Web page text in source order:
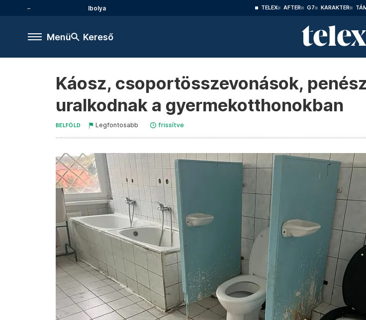
Ibolya TELEX AFTER G7 KARAKTER
Menü Kereső
Káosz, csoportösszevonások,
uralkodnak a gyermekotthonokban
BELFÖLD Legfontosabb frissítve